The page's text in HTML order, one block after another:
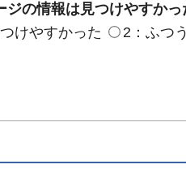
ジの情報は見つけやすかっ
けやすかった
2：ふつう